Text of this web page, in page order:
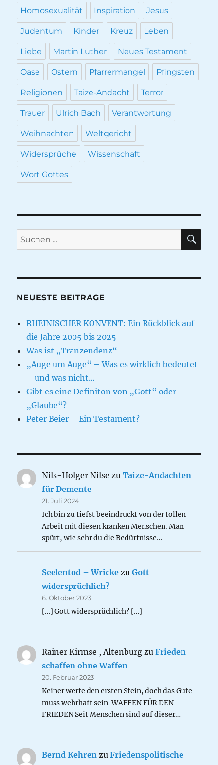
Homosexualität Inspiration Jesus
Judentum Kinder Kreuz Leben
Liebe Martin Luther Neues Testament
Oase Ostern Pfarrermangel Pfingsten
Religionen Taize-Andacht Terror
Trauer Ulrich Bach Verantwortung
Weihnachten Weltgericht
Widersprüche Wissenschaft
Wort Gottes
Suche
nach:
NEUESTE BEITRÄGE
RHEINISCHER KONVENT: Ein Rückblick auf
die Jahre 2005 bis 2025
Was ist „Tranzendenz“
„Auge um Auge“ – Was es wirklich bedeutet
– und was nicht…
Gibt es eine Definiton von „Gott“ oder
„Glaube“?
Peter Beier – Ein Testament?
Nils-Holger Nilse zuTaize-Andachten
für Demente
21. Juli 2024
Ich bin zu tiefst beeindruckt von der tollen
Arbeit mit diesen kranken Menschen. Man
spürt, wie sehr du die Bedürfnisse…
Seelentod – Wricke zuGott
widersprüchlich?
6. Oktober 2023
[…] Gott widersprüchlich? […]
Rainer Kirmse , Altenburg zuFrieden
schaffen ohne Waffen
20. Februar 2023
Keiner werfe den ersten Stein, doch das Gute
muss wehrhaft sein. WAFFEN FÜR DEN
FRIEDEN Seit Menschen sind auf dieser…
Bernd Kehren zuFriedenspolitische